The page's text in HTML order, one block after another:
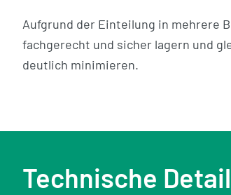
Aufgrund der Einteilung in mehrere
fachgerecht und sicher lagern und
deutlich minimieren.
Technische